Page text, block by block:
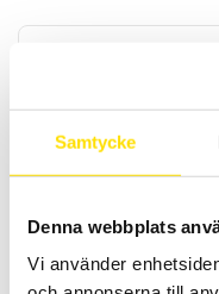
Samtycke
Denna webbplats
Vi använder
Den smidigaste
överallt. Välj mellan
längder på dessa flexibla